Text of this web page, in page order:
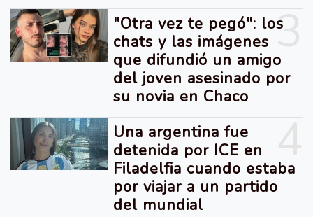
3
"Otra vez te pegó": los
chats y las imágenes
que difundió un amigo
del joven asesinado por
su novia en Chaco
Una argentina fue
detenida por ICE en
Filadelfia cuando estaba
por viajar a un partido
del mundial